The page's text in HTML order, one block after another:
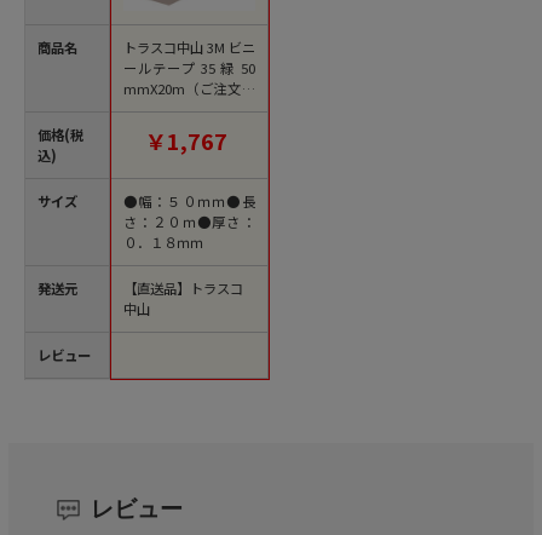
商品名
価格(税
込)
サイズ
発送元
レビュー
トラスコ中山 3M ビニ
ールテープ 35 緑 50
mmX20m（ご注文単
位1巻）【直送品】
￥1,767
●幅：５０ｍｍ●長
さ：２０ｍ●厚さ：
０．１８ｍｍ
【直送品】トラスコ
中山
レビュー